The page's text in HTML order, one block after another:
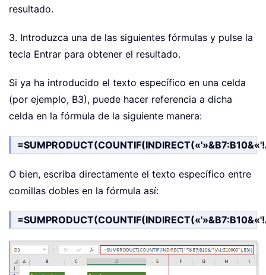
resultado.
3. Introduzca una de las siguientes fórmulas y pulse la
tecla Entrar para obtener el resultado.
Si ya ha introducido el texto específico en una celda
(por ejemplo, B3), puede hacer referencia a dicha
celda en la fórmula de la siguiente manera:
O bien, escriba directamente el texto específico entre
comillas dobles en la fórmula así: